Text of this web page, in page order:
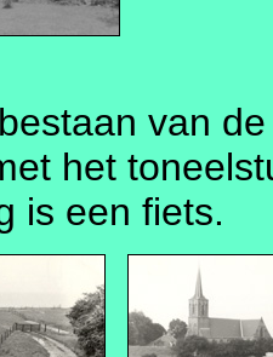
van
het
is een fiets.